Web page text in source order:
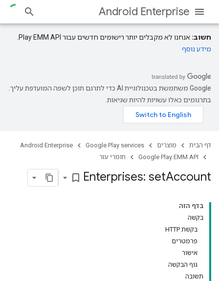
Android Enterprise
חשוב: אנחנו לא מקבלים יותר רישומים חדשים עבור Play EMM API.
מידע נוסף
‫Google משתמשת בטכנולוגיית AI כדי לתרגם תוכן לשפה המועדפת עליך.
בתרגומים כאלו עשויות להיות שגיאות.
דף הבית מוצרים Google Play services
Android Enterprise
Google Play EMM API
חומרי עזר
Enterprises: setAccount
bookmark_border
בדף הזה
בקשה
בקשת HTTP
פרמטרים
אישור
גוף הבקשה
תשובה